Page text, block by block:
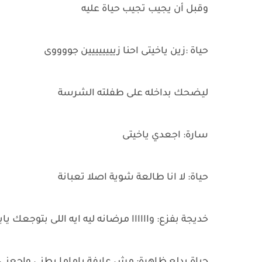
وقبل أن يجيب تجيب حياة عليه
حياة :زين ياخيتى احنا زيييييييين جووووى
ليضحك بداخله على طفلته الشرسة
سارة: اجعدي ياخيتى
حياة: لا انا طالعة شوية اصلا تعبانة
خديجة بفزع: واااااا مرضانه ليه ايه اللى بتوجعك